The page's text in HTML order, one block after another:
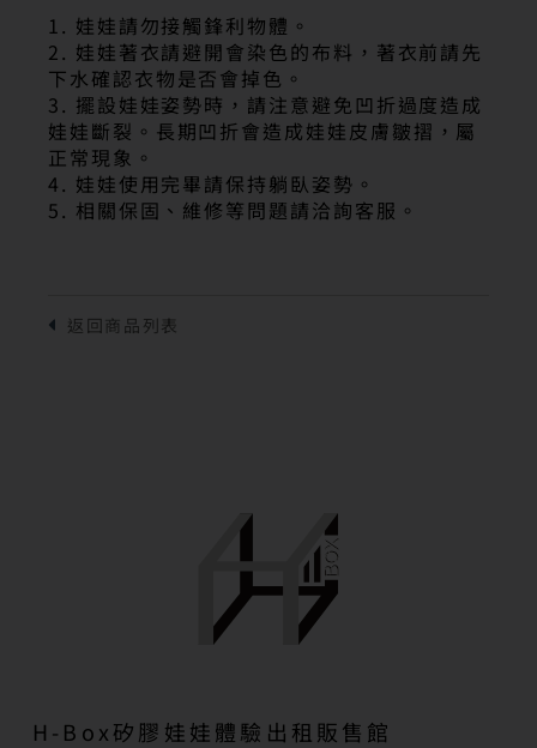
1. 娃娃請勿接觸鋒利物體。
2. 娃娃著衣請避開會染色的布料，著衣前請先
下水確認衣物是否會掉色。
3. 擺設娃娃姿勢時，請注意避免凹折過度造成
娃娃斷裂。長期凹折會造成娃娃皮膚皺摺，屬
正常現象。
4. 娃娃使用完畢請保持躺臥姿勢。
5. 相關保固、維修等問題請洽詢客服。
H-Box矽膠娃娃體驗出租販售館